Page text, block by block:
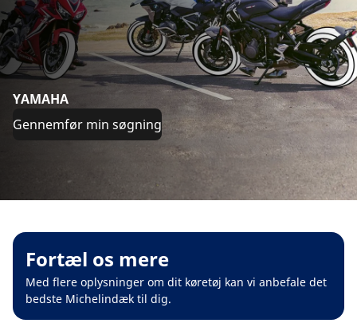
YAMAHA
Gennemfør min søgning
Fortæl os mere
Med flere oplysninger om dit køretøj kan vi anbefale det
bedste Michelindæk til dig.